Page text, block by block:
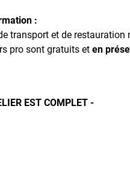
:
transport et de restauration
pro sont gratuits et en
EST COMPLET -